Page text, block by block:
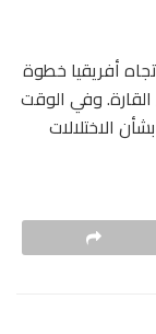
أفريقيا خطوة
وفي الوقت
الاختلالات